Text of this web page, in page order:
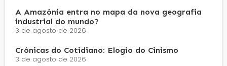
A Amazônia entra no mapa da nova geografia
industrial do mundo?
3 de agosto de 2026
Crônicas do Cotidiano: Elogio do Cinismo
3 de agosto de 2026